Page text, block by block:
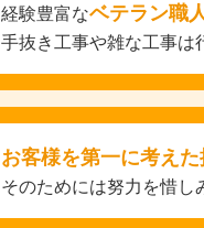
経験豊富なベテラン職
手抜き工事や雑な工事は
お客様を第一に考え
そのためには努力を惜し